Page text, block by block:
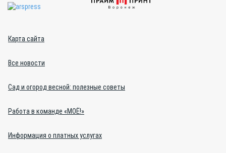
Карта сайта
Все новости
Сад и огород весной: полезные советы
Работа в команде «МОЁ!»
Информация о платных услугах